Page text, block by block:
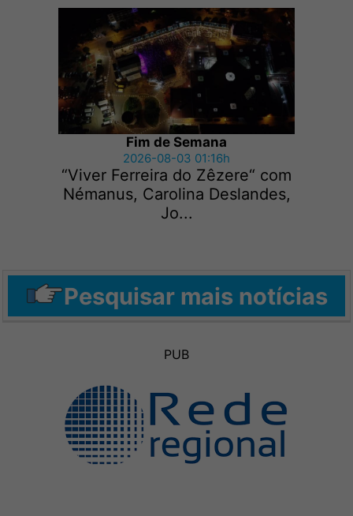
Fim de Semana
2026-08-03 01:16h
“Viver Ferreira do Zêzere“ com
Némanus, Carolina Deslandes,
Jo...
Pesquisar mais notícias
PUB